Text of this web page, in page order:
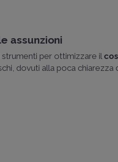
assunzioni
strumenti per ottimizzare il
dovuti alla poca